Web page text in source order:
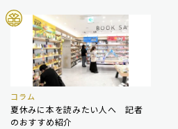
コラム
夏休みに本を読みたい人へ 記者
のおすすめ紹介